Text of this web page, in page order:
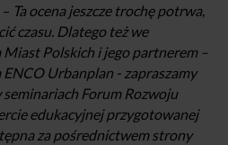
Ta ocena jeszcze trochę potrwa,
czasu. Dlatego też we
Miast Polskich i jego partnerem –
Urbanplan - zapraszamy
Forum Rozwoju
edukacyjnej przygotowanej
za pośrednictwem strony